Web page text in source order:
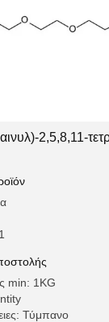
2,5,8,11-
min: 1KG
Τύμπανο